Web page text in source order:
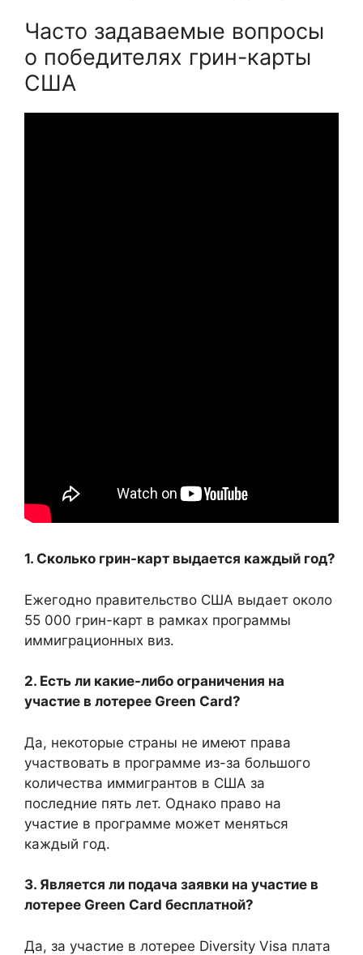
Часто задаваемые вопросы
о победителях грин-карты
США
1. Сколько грин-карт выдается каждый год?
Ежегодно правительство США выдает около
55 000 грин-карт в рамках программы
иммиграционных виз.
2. Есть ли какие-либо ограничения на
участие в лотерее Green Card?
Да, некоторые страны не имеют права
участвовать в программе из-за большого
количества иммигрантов в США за
последние пять лет. Однако право на
участие в программе может меняться
каждый год.
3. Является ли подача заявки на участие в
лотерее Green Card бесплатной?
Да, за участие в лотерее Diversity Visa плата